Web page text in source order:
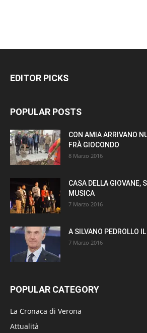
EDITOR PICKS
POPULAR POSTS
CON AMIA ARRIVANO
FRÀ GIOCONDO
8 Marzo 2016
CASA DELLA GIOVANE,
MUSICA
7 Marzo 2016
A SILVANO PEDROLLO
7 Marzo 2016
POPULAR CATEGORY
La Cronaca di Verona
Attualità